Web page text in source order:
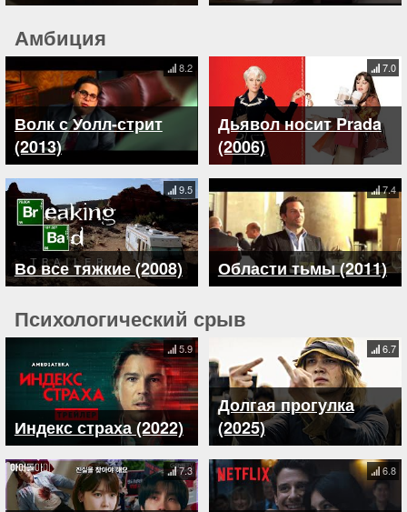
Амбиция
Волк с Уолл-стрит
(2013)
8.2
Дьявол носит Prada
(2006)
7.0
Во все тяжкие (2008)
9.5
Области тьмы (2011)
7.4
Психологический срыв
Индекс страха (2022)
5.9
Долгая прогулка
(2025)
6.7
7.3 6.8